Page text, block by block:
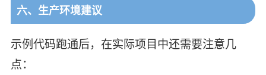
六、生产环境建议
示例代码跑通后，在实际项目中还需要注意几
点：